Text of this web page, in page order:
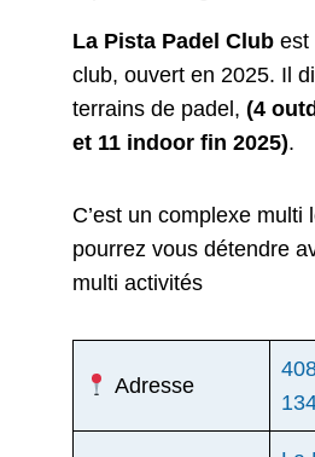
La Pista Padel Club est
club, ouvert en 2025. Il
terrains de padel, (4
et 11 indoor fin 2025).
C’est un complexe multi
pourrez vous détendre
multi activités
Adresse